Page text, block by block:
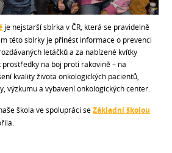
je nejstarší sbírka v ČR, která se pravidelně
této sbírky je přinést informace o prevenci
letáčků a za nabízené kvítky
na boj proti rakovině – na
kvality života onkologických pacientů,
výzkumu a vybavení onkologických center.
škola ve spolupráci seZákladní školou